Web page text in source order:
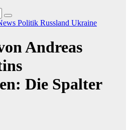
Politik Russland Ukraine
Andreas
Die Spalter